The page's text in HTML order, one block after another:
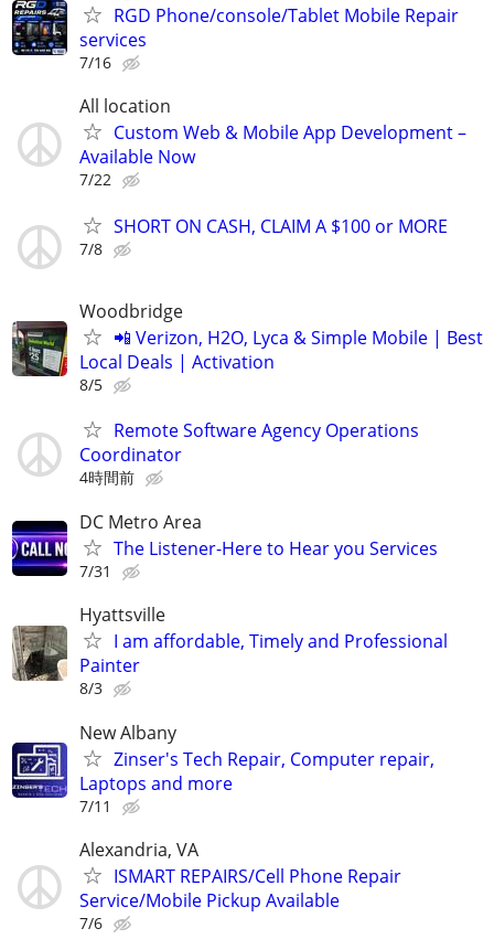
RGD Phone/console/Tablet Mobile Repair
services
7/16
All location
Custom Web & Mobile App Development –
Available Now
7/22
SHORT ON CASH, CLAIM A $100 or MORE
7/8
Woodbridge
📲 Verizon, H2O, Lyca & Simple Mobile | Best
Local Deals | Activation
8/5
Remote Software Agency Operations
Coordinator
4時間前
DC Metro Area
The Listener-Here to Hear you Services
7/31
Hyattsville
I am affordable, Timely and Professional
Painter
8/3
New Albany
Zinser's Tech Repair, Computer repair,
Laptops and more
7/11
Alexandria, VA
ISMART REPAIRS/Cell Phone Repair
Service/Mobile Pickup Available
7/6